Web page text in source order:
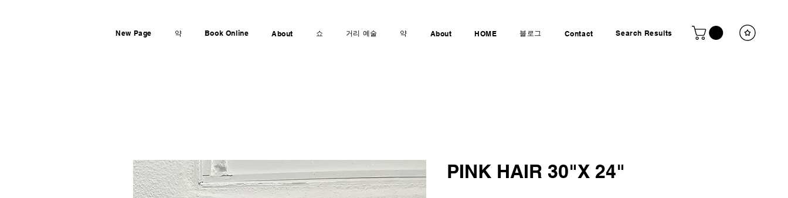
New Page 약 Book Online About 쇼 거리 예술 약 About HOME 블로그 Contact Search Results
PINK HAIR 30"X 24"